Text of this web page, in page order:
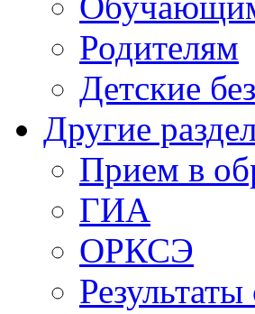
Родителям
Детские
Другие
Прием в
ГИА
ОРКСЭ